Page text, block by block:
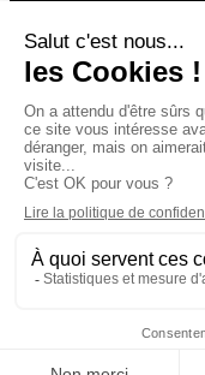
Zeen is a next generation
designed and comes with
increase conversions.
TOP REVIEWS